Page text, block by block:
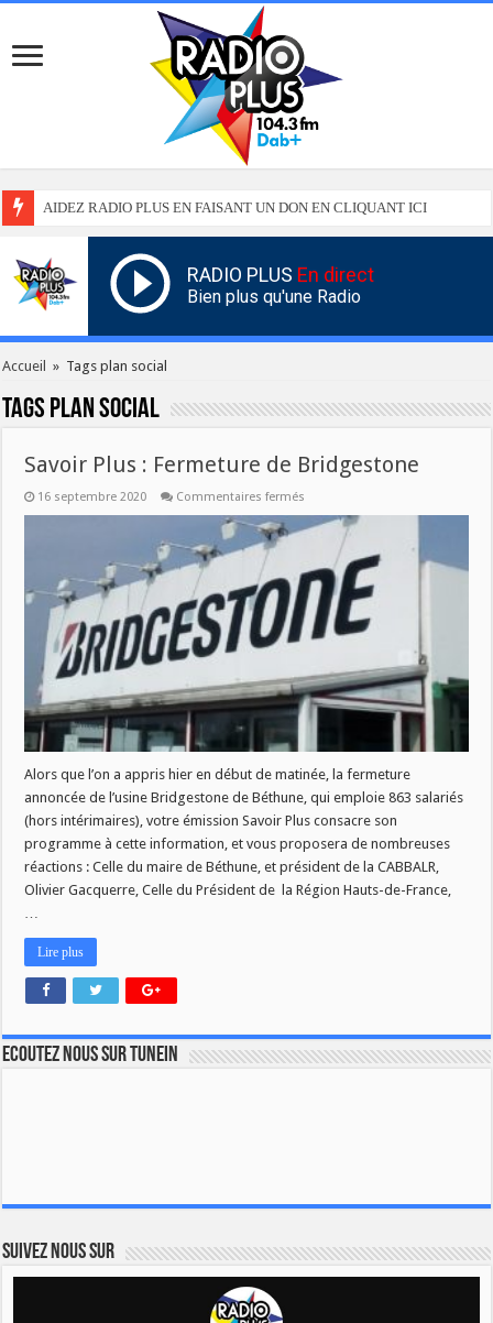
AIDEZ RADIO PLUS EN FAISANT UN DON EN CLIQUANT ICI
RADIO PLUS En direct
Bien plus qu'une Radio
Accueil » Tags plan social
Tags plan social
Savoir Plus : Fermeture de Bridgestone
16 septembre 2020 Commentaires fermés
Plus
Fermeture
de
Bridgestone
Alors que l’on a appris hier en début de matinée, la fermeture
annoncée de l’usine Bridgestone de Béthune, qui emploie 863 salariés
(hors intérimaires), votre émission Savoir Plus consacre son
programme à cette information, et vous proposera de nombreuses
réactions : Celle du maire de Béthune, et président de la CABBALR,
Olivier Gacquerre, Celle du Président de la Région Hauts-de-France,
…
Lire plus
Ecoutez nous sur TuneIn
Suivez nous sur